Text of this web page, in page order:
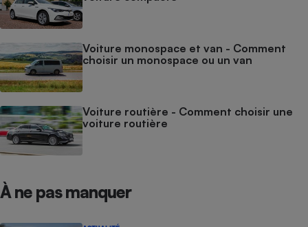
Voiture monospace et van - Comment
choisir un monospace ou un van
Voiture routière - Comment choisir une
voiture routière
À ne pas manquer